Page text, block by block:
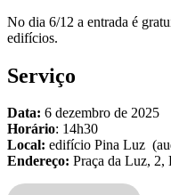
No dia 6/12 a entrada é
edifícios.
Serviço
Data: 6 dezembro de 2025
Horário: 14h30
Local: edifício Pina Luz
Endereço: Praça da Luz,